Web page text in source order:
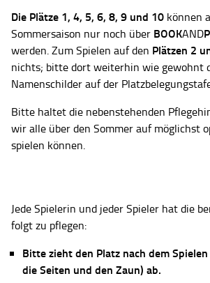
Die Plätze 1, 4, 5, 6, 8, 9 und 10 können
Sommersaison nur noch über BOOKAND
werden. Zum Spielen auf den Plätzen 2
nichts; bitte dort weiterhin wie gewohnt
Namenschilder auf der
Bitte haltet die nebenstehenden
wir alle über den Sommer auf möglichst
spielen können.
Jede Spielerin und jeder Spieler hat die
folgt zu pflegen:
Bitte zieht den Platz nach dem
die Seiten und den Zaun) ab.